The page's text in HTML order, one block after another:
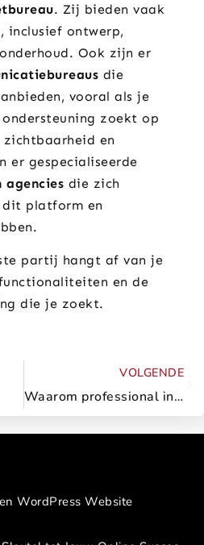
. Zij bieden vaak
inclusief ontwerp,
Ook zijn er
die
vooral als je
zoekt op
en
er gespecialiseerde
agencies die zich
platform en
partij hangt af van je
en de
die je zoekt.
VOLGENDE
Waarom professional inschakelen voor WordPress-site?
WordPress Website